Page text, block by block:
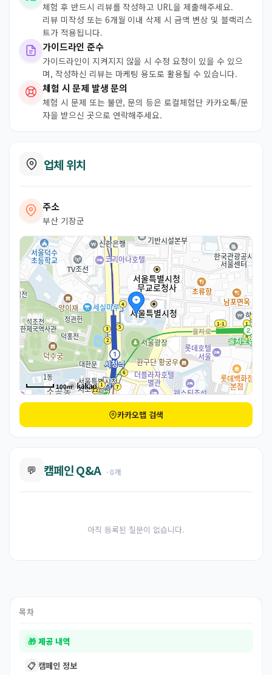
체험 후 반드시 리뷰를 작성하고 URL을 제출해주세요.
리뷰 미작성 또는 6개월 이내 삭제 시 금액 변상 및 블랙리스
트가 적용됩니다.
가이드라인 준수
가이드라인이 지켜지지 않을 시 수정 요청이 있을 수 있으
며, 작성하신 리뷰는 마케팅 용도로 활용될 수 있습니다.
체험 시 문제 발생 문의
체험 시 문제 또는 불만, 문의 등은 로컬체험단 카카오톡/문
자을 받으신 곳으로 연락해주세요.
업체 위치
주소
부산 기장군
100m
카카오맵 검색
💬 캠페인 Q&A · 0개
아직 등록된 질문이 없습니다.
목차
🎁 제공 내역
📋 캠페인 정보